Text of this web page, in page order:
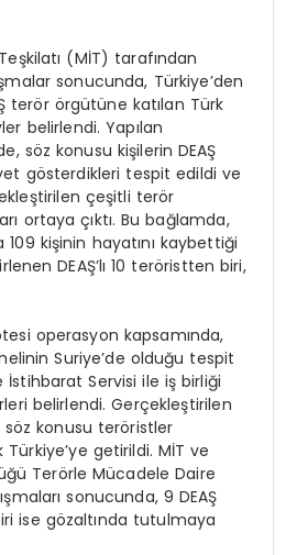
(MİT) tarafından
sonucunda, Türkiye’den
terör örgütüne katılan Türk
belirlendi. Yapılan
söz konusu kişilerin DEAŞ
gösterdikleri tespit edildi ve
çeşitli terör
ortaya çıktı. Bu bağlamda,
109 kişinin hayatını kaybettiği
DEAŞ’lı 10 teröristten biri,
operasyon kapsamında,
Suriye’de olduğu tespit
Servisi ile iş birliği
belirlendi. Gerçekleştirilen
konusu teröristler
getirildi. MİT ve
Terörle Mücadele Daire
sonucunda, 9 DEAŞ
ise gözaltında tutulmaya